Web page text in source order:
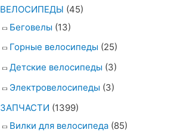
ВЕЛОСИПЕДЫ (45)
Беговелы (13)
Горные велосипеды (25)
Детские велосипеды (3)
Электровелосипеды (3)
ЗАПЧАСТИ (1399)
Вилки для велосипеда (85)